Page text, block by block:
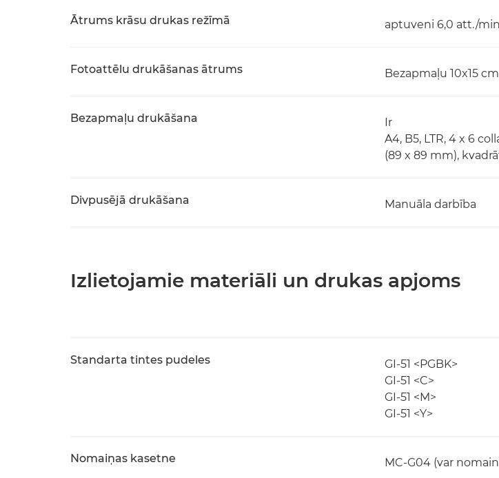
Ātrums krāsu drukas režīmā aptuveni 6,0 att./
Fotoattēlu drukāšanas ātrums Bezapmaļu 10x15
Bezapmaļu drukāšana
Ir
A4, B5, LTR, 4 x 6
(89 x 89 mm),
Divpusējā drukāšana Manuāla darbība
Izlietojamie materiāli un drukas apjoms
Standarta tintes pudeles
GI-51 <PGBK>
GI-51 <C>
GI-51 <M>
GI-51 <Y>
Nomaiņas kasetne MC-G04 (var